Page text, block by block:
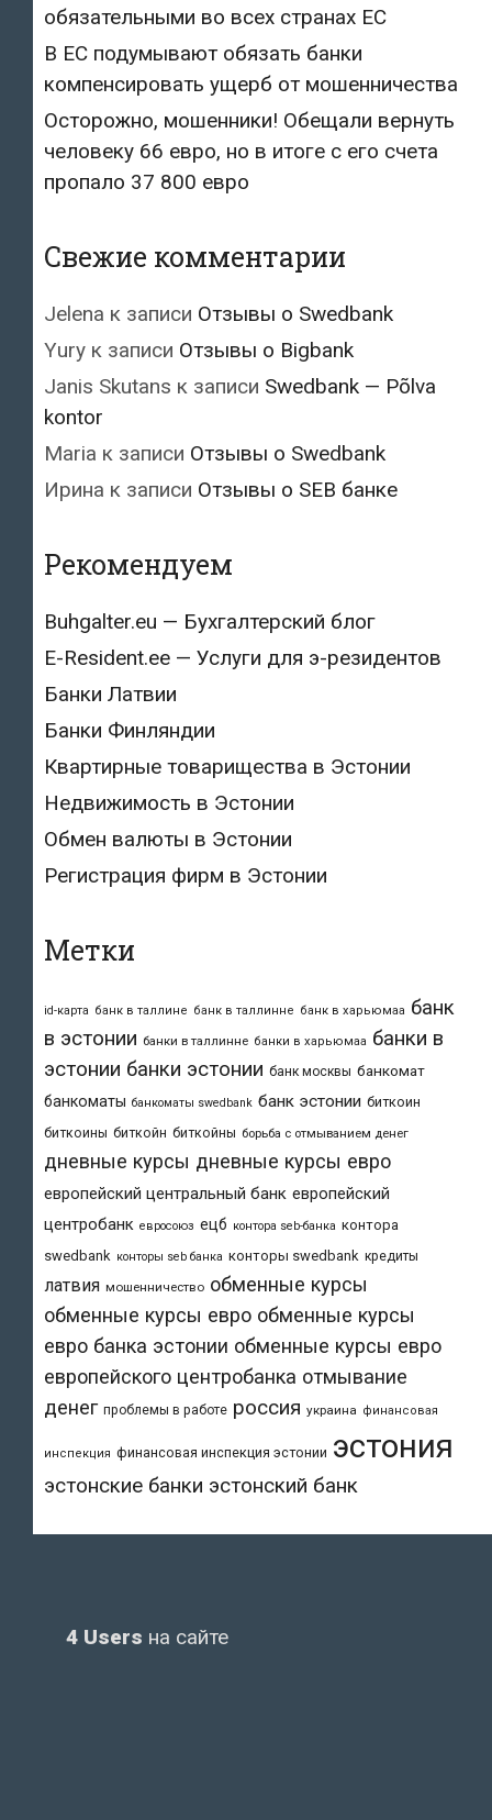
обязательными во всех странах ЕС
В ЕС подумывают обязать банки
компенсировать ущерб от мошенничества
Осторожно, мошенники! Обещали вернуть
человеку 66 евро, но в итоге с его счета
пропало 37 800 евро
Свежие комментарии
Jelena к записи Отзывы о Swedbank
Yury к записи Отзывы о Bigbank
Janis Skutans к записи Swedbank — Põlva
kontor
Maria к записи Отзывы о Swedbank
Ирина к записи Отзывы о SEB банке
Рекомендуем
Buhgalter.eu — Бухгалтерский блог
E-Resident.ee — Услуги для э-резидентов
Банки Латвии
Банки Финляндии
Квартирные товарищества в Эстонии
Недвижимость в Эстонии
Обмен валюты в Эстонии
Регистрация фирм в Эстонии
Метки
id-карта банк в таллине банк в таллинне банк в харьюмаа банк
в эстонии банки в таллинне банки в харьюмаа банки в
эстонии банки эстонии банк москвы банкомат
банкоматы банкоматы swedbank банк эстонии биткоин
биткоины биткойн биткойны борьба с отмыванием денег
дневные курсы дневные курсы евро
европейский центральный банк европейский
центробанк евросоюз ецб контора seb-банка контора
swedbank конторы seb банка конторы swedbank кредиты
латвия мошенничество обменные курсы
обменные курсы евро обменные курсы
евро банка эстонии обменные курсы евро
европейского центробанка отмывание
денег проблемы в работе россия украина финансовая
инспекция финансовая инспекция эстонии эстония
эстонские банки эстонский банк
4 Users на сайте